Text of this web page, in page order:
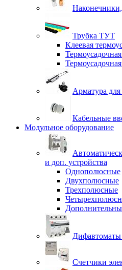
Трубка ТУТ
Клеевая
Арматура
Кабельные
Модульное оборудование
и доп. устройства
Однополюсные
Двухполюсные
Трехполюсные
Счетчики